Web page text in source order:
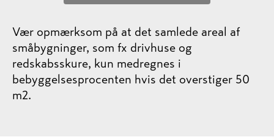
Vær opmærksom på at det samlede areal af
småbygninger, som fx drivhuse og
redskabsskure, kun medregnes i
bebyggelsesprocenten hvis det overstiger 50
m2.